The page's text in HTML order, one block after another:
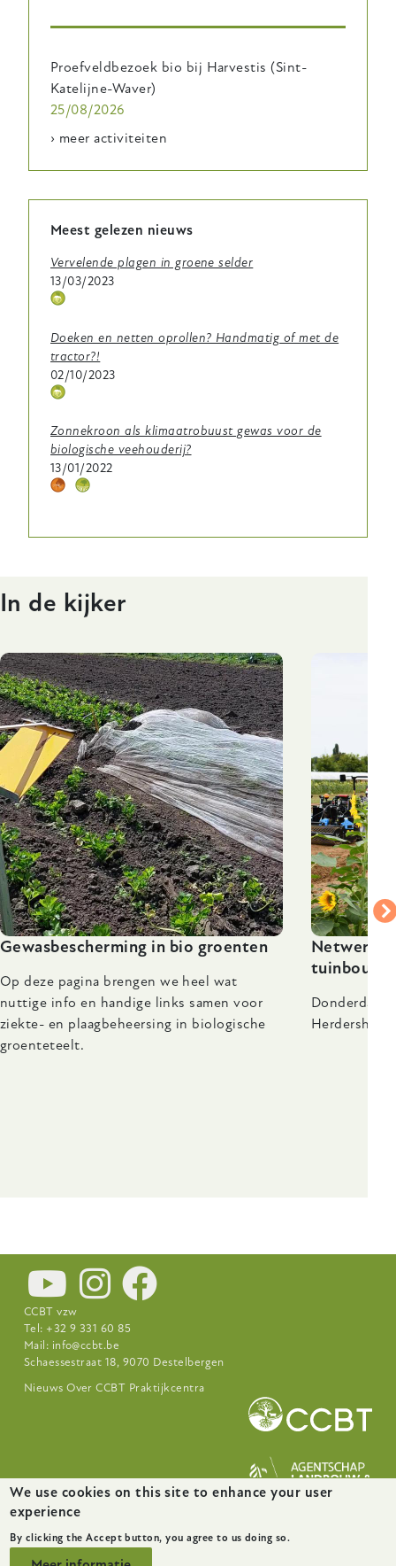
Proefveldbezoek bio bij Harvestis (Sint-
Katelijne-Waver)
25/08/2026
› meer activiteiten
Meest gelezen nieuws
Vervelende plagen in groene selder
13/03/2023
Thema
Doeken en netten oprollen? Handmatig of met de
tractor?!
02/10/2023
Thema
Zonnekroon als klimaatrobuust gewas voor de
biologische veehouderij?
13/01/2022
ThemaThema
In de kijker
Gewasbescherming in bio groenten
Op deze pagina brengen we heel wat
nuttige info en handige links samen voor
ziekte- en plaagbeheersing in biologische
groenteteelt.
tuinbouw'
Donderdag
Herdershof,
CCBT vzw
Tel: +32 9 331 60 85
Mail: info@ccbt.be
Schaessestraat 18, 9070 Destelbergen
Footer-
Nieuws Over CCBT Praktijkcentra
We use cookies on this site to enhance your user
experience
By clicking the Accept button, you agree to us doing so.